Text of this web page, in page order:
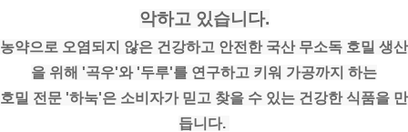
악하고 있습니다.
농약으로 오염되지 않은 건강하고 안전한 국산 무소독 호밀 생산
을 위해 '곡우'와 '두루'를 연구하고 키워 가공까지 하는
호밀 전문 '하눅'은 소비자가 믿고 찾을 수 있는 건강한 식품을 만
듭니다.